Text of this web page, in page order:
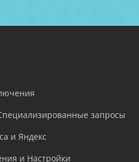
запросы
и Яндекс
и Настройки